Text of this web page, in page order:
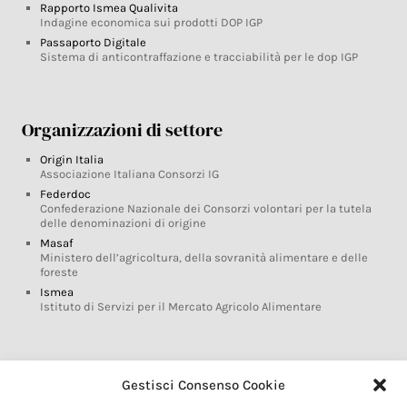
Gestisci Consenso Cookie
Rapporto Ismea Qualivita
Indagine economica sui prodotti DOP IGP
Passaporto Digitale
Sistema di anticontraffazione e tracciabilità per le dop IGP
Organizzazioni di settore
Origin Italia
Associazione Italiana Consorzi IG
Federdoc
Confederazione Nazionale dei Consorzi volontari per la tutela
delle denominazioni di origine
Masaf
Ministero dell’agricoltura, della sovranità alimentare e delle
foreste
Ismea
Istituto di Servizi per il Mercato Agricolo Alimentare
Glossario DOP IGP